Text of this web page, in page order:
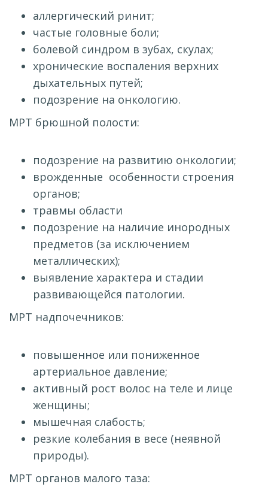
аллергический ринит;
частые головные боли;
болевой синдром в зубах, скулах;
хронические воспаления верхних
дыхательных путей;
подозрение на онкологию.
МРТ брюшной полости:
подозрение на развитию онкологии;
врожденные особенности строения
органов;
травмы области
подозрение на наличие инородных
предметов (за исключением
металлических);
выявление характера и стадии
развивающейся патологии.
МРТ надпочечников:
повышенное или пониженное
артериальное давление;
активный рост волос на теле и лице
женщины;
мышечная слабость;
резкие колебания в весе (неявной
природы).
МРТ органов малого таза: